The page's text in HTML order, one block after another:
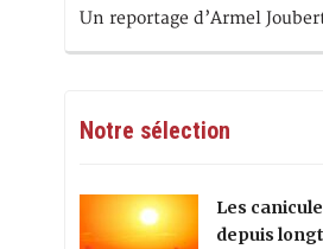
Un reportage d’Armel
Notre sélection
Les
depuis